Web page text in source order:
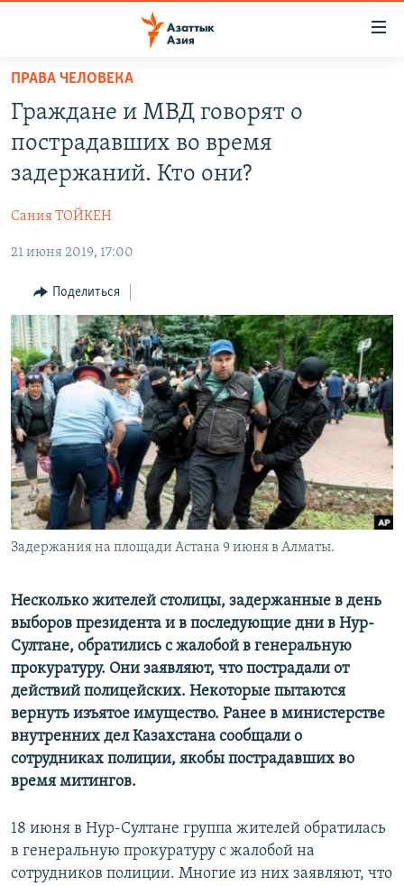
Вернуться
основному
содержанию
Вернутся
главной
Вернутся
поиску
НОВОСТИ
ВОЙНА В УКРАИНЕ
КЫРГЫЗЧА
ЎЗБЕКЧА
ТОҶИКӢ
TÜRKMENÇE
Все сайты РСЕ/РС
ПРАВА ЧЕЛОВЕКА
Граждане и МВД говорят о
пострадавших во время
задержаний. Кто они?
Сания ТОЙКЕН
21 июня 2019, 17:00
Поделиться
Задержания на площади Астана 9 июня в Алматы.
Несколько жителей столицы, задержанные в день
выборов президента и в последующие дни в Нур-
Султане, обратились с жалобой в генеральную
прокуратуру. Они заявляют, что пострадали от
действий полицейских. Некоторые пытаются
вернуть изъятое имущество. Ранее в министерстве
внутренних дел Казахстана сообщали о
сотрудниках полиции, якобы пострадавших во
время митингов.
18 июня в Нур-Султане группа жителей обратилась
в генеральную прокуратуру с жалобой на
сотрудников полиции. Многие из них заявляют, что